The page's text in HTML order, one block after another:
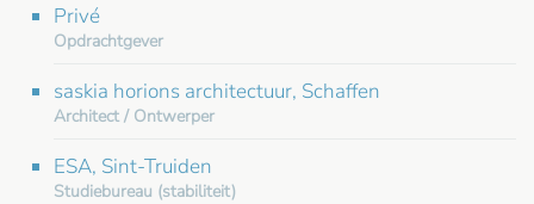
Privé
Opdrachtgever
saskia horions architectuur, Schaffen
Architect / Ontwerper
ESA, Sint-Truiden
Studiebureau (stabiliteit)